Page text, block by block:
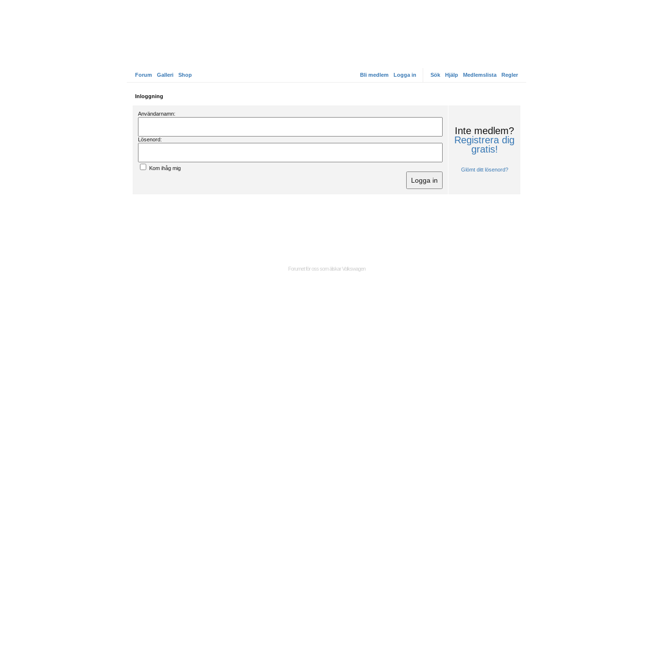
Forum Galleri Shop Bli medlem Logga in Sök Hjälp Medlemslista Regler
Inloggning
Användarnamn:
Lösenord:
Kom ihåg mig
Inte medlem?
Registrera dig
gratis!
Glömt ditt lösenord?
Forumet för oss som älskar Volkswagen